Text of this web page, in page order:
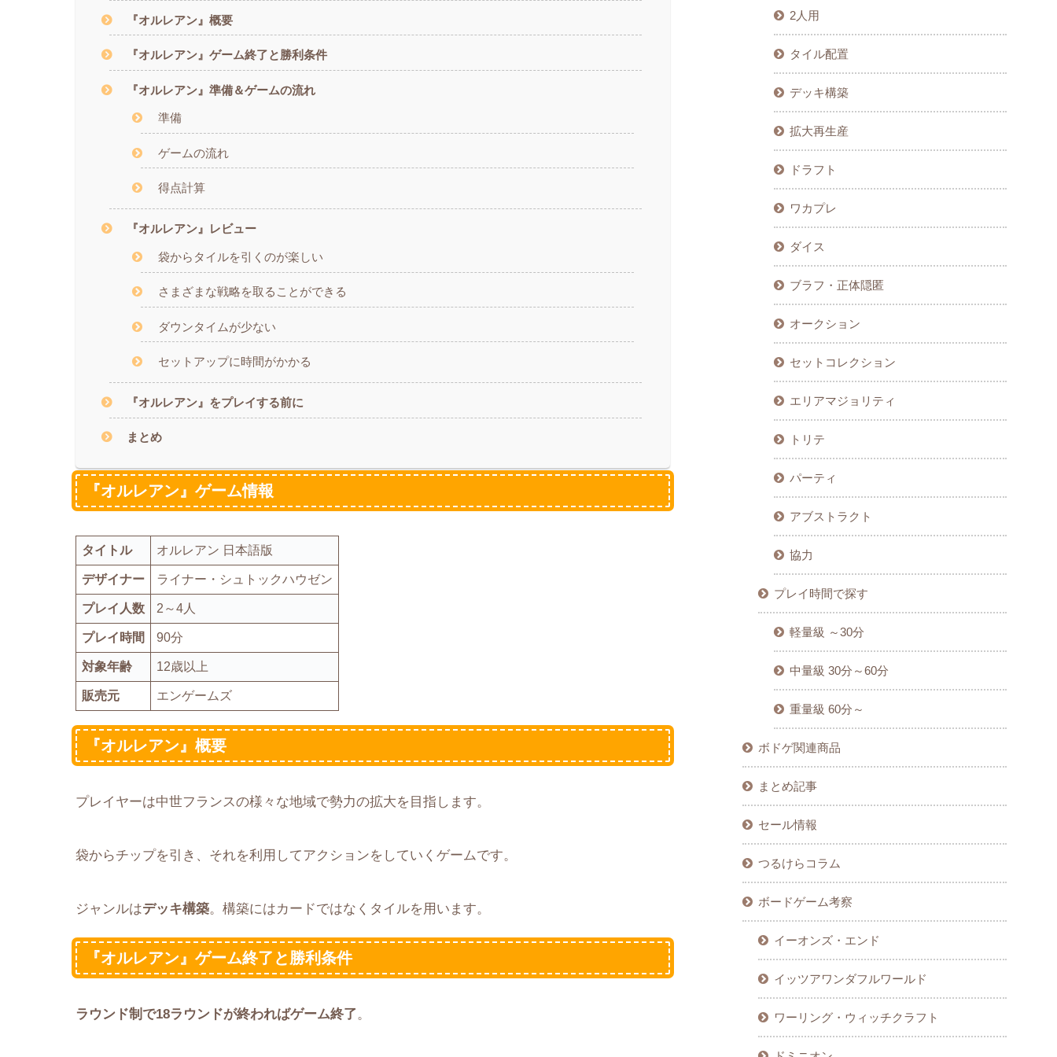
『オルレアン』概要
『オルレアン』ゲーム終了と勝利条件
『オルレアン』準備＆ゲームの流れ
準備
ゲームの流れ
得点計算
『オルレアン』レビュー
袋からタイルを引くのが楽しい
さまざまな戦略を取ることができる
ダウンタイムが少ない
セットアップに時間がかかる
『オルレアン』をプレイする前に
まとめ
『オルレアン』ゲーム情報
タイトル オルレアン 日本語版
デザイナー ライナー・シュトックハウゼン
プレイ人数 2～4人
プレイ時間 90分
対象年齢 12歳以上
販売元 エンゲームズ
『オルレアン』概要
プレイヤーは中世フランスの様々な地域で勢力の拡大を目指します。
袋からチップを引き、それを利用してアクションをしていくゲームです。
ジャンルはデッキ構築。構築にはカードではなくタイルを用います。
『オルレアン』ゲーム終了と勝利条件
ラウンド制で18ラウンドが終わればゲーム終了 。
2人用
タイル配置
デッキ構築
拡大再生産
ドラフト
ワカプレ
ダイス
ブラフ・正体隠匿
オークション
セットコレクション
エリアマジョリティ
トリテ
パーティ
アブストラクト
協力
プレイ時間で探す
軽量級 ～30分
中量級 30分～60分
重量級 60分～
ボドゲ関連商品
まとめ記事
セール情報
つるけらコラム
ボードゲーム考察
イーオンズ・エンド
イッツアワンダフルワールド
ワーリング・ウィッチクラフト